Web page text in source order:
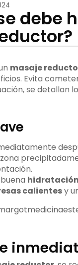
debe
masaje
Evita
se detallan
hidratación
calientesy